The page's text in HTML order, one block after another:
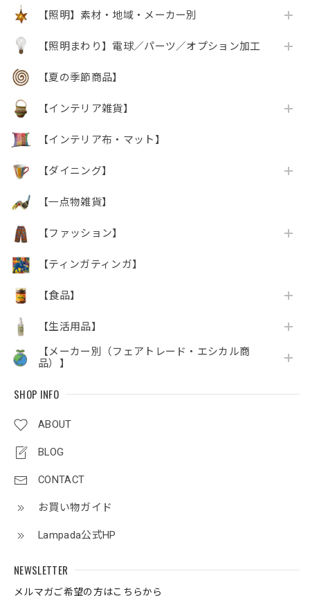
【照明】素材・地域・メーカー別
【照明まわり】電球／パーツ／オプション加工
【夏の季節商品】
【インテリア雑貨】
【インテリア布・マット】
【ダイニング】
【一点物雑貨】
【ファッション】
【ティンガティンガ】
【食品】
【生活用品】
【メーカー別（フェアトレード・エシカル商
品）】
SHOP INFO
ABOUT
BLOG
CONTACT
お買い物ガイド
Lampada公式HP
NEWSLETTER
メルマガご希望の方はこちらから